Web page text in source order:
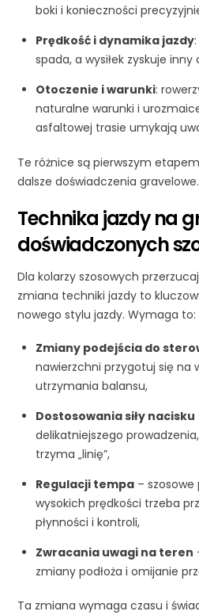
boki i konieczności
Prędkość i dynamika jazdy
spada, a wysiłek zyskuje
Otoczenie i warunki:
naturalne warunki i
asfaltowej trasie umykają
Te różnice są pierwszym
dalsze doświadczenia gravelowe.
Technika jazdy na
doświadczonych
Dla kolarzy szosowych
zmiana techniki jazdy to
nowego stylu jazdy. Wymaga to:
Zmiany podejścia do
nawierzchni przygotuj się na
utrzymania balansu,
Dostosowania siły nacisku
delikatniejszego
trzyma „linię”,
Regulacji tempa– szosowe
wysokich prędkości trzeba
płynności i kontroli,
Zwracania uwagi na teren
zmiany podłoża i omijanie
Ta zmiana wymaga czasu i